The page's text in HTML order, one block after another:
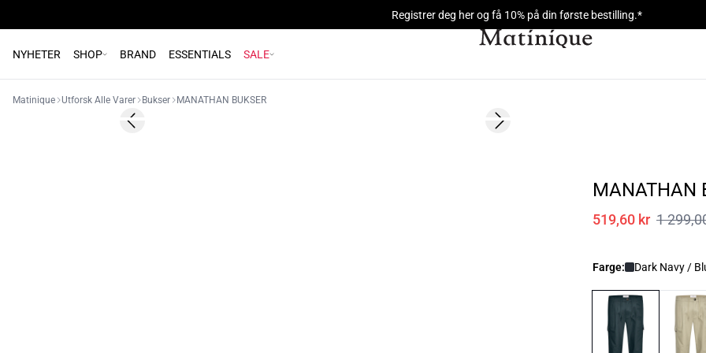
Registrer deg her og få 10% på din første bestilling.*
NYHETER SHOP BRAND ESSENTIALS SALE
Matinique Utforsk Alle Varer Bukser MANATHAN BUKSER
60%Previous slide Next slide
MANATHAN
519,60 kr 1
Farge: Dark Navy /